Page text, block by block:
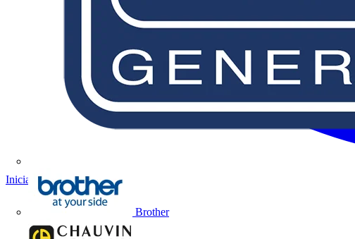
Brother
Iniciar sesiónRegistrarse